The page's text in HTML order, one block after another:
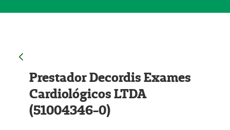
Prestador Decordis Exames
Cardiológicos LTDA
(51004346-0)